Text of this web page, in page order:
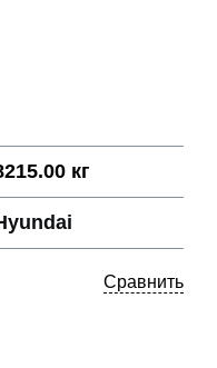
кг
Сравнить